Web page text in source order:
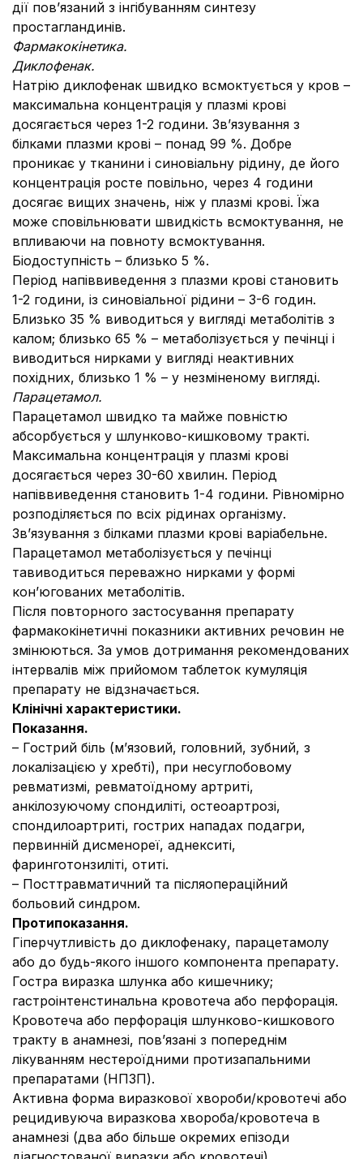
дії пов’язаний з інгібуванням синтезу
простагландинів.
Фармакокінетика.
Диклофенак.
Натрію диклофенак швидко всмоктується у кров –
максимальна концентрація у плазмі крові
досягається через 1-2 години. Зв’язування з
білками плазми крові – понад 99 %. Добре
проникає у тканини і синовіальну рідину, де його
концентрація росте повільно, через 4 години
досягає вищих значень, ніж у плазмі крові. Їжа
може сповільнювати швидкість всмоктування, не
впливаючи на повноту всмоктування.
Біодоступність – близько 5 %.
Період напіввиведення з плазми крові становить
1-2 години, із синовіальної рідини – 3-6 годин.
Близько 35 % виводиться у вигляді метаболітів з
калом; близько 65 % – метаболізується у печінці і
виводиться нирками у вигляді неактивних
похідних, близько 1 % – у незміненому вигляді.
Парацетамол.
Парацетамол швидко та майже повністю
абсорбується у шлунково-кишковому тракті.
Максимальна концентрація у плазмі крові
досягається через 30-60 хвилин. Період
напіввиведення становить 1-4 години. Рівномірно
розподіляється по всіх рідинах організму.
Зв’язування з білками плазми крові варіабельне.
Парацетамол метаболізується у печінці
тавиводиться переважно нирками у формі
кон’югованих метаболітів.
Після повторного застосування препарату
фармакокінетичні показники активних речовин не
змінюються. За умов дотримання рекомендованих
інтервалів між прийомом таблеток кумуляція
препарату не відзначається.
Клінічні характеристики.
Показання.
– Гострий біль (м’язовий, головний, зубний, з
локалізацією у хребті), при несуглобовому
ревматизмі, ревматоїдному артриті,
анкілозуючому спондиліті, остеоартрозі,
спондилоартриті, гострих нападах подагри,
первинній дисменореї, аднекситі,
фаринготонзиліті, отиті.
– Посттравматичний та післяопераційний
больовий синдром.
Протипоказання.
Гіперчутливість до диклофенаку, парацетамолу
або до будь-якого іншого компонента препарату.
Гостра виразка шлунка або кишечнику;
гастроінтенстинальна кровотеча або перфорація.
Кровотеча або перфорація шлунково-кишкового
тракту в анамнезі, пов’язані з попереднім
лікуванням нестероїдними протизапальними
препаратами (НПЗП).
Активна форма виразкової хвороби/кровотечі або
рецидивуюча виразкова хвороба/кровотеча в
анамнезі (два або більше окремих епізоди